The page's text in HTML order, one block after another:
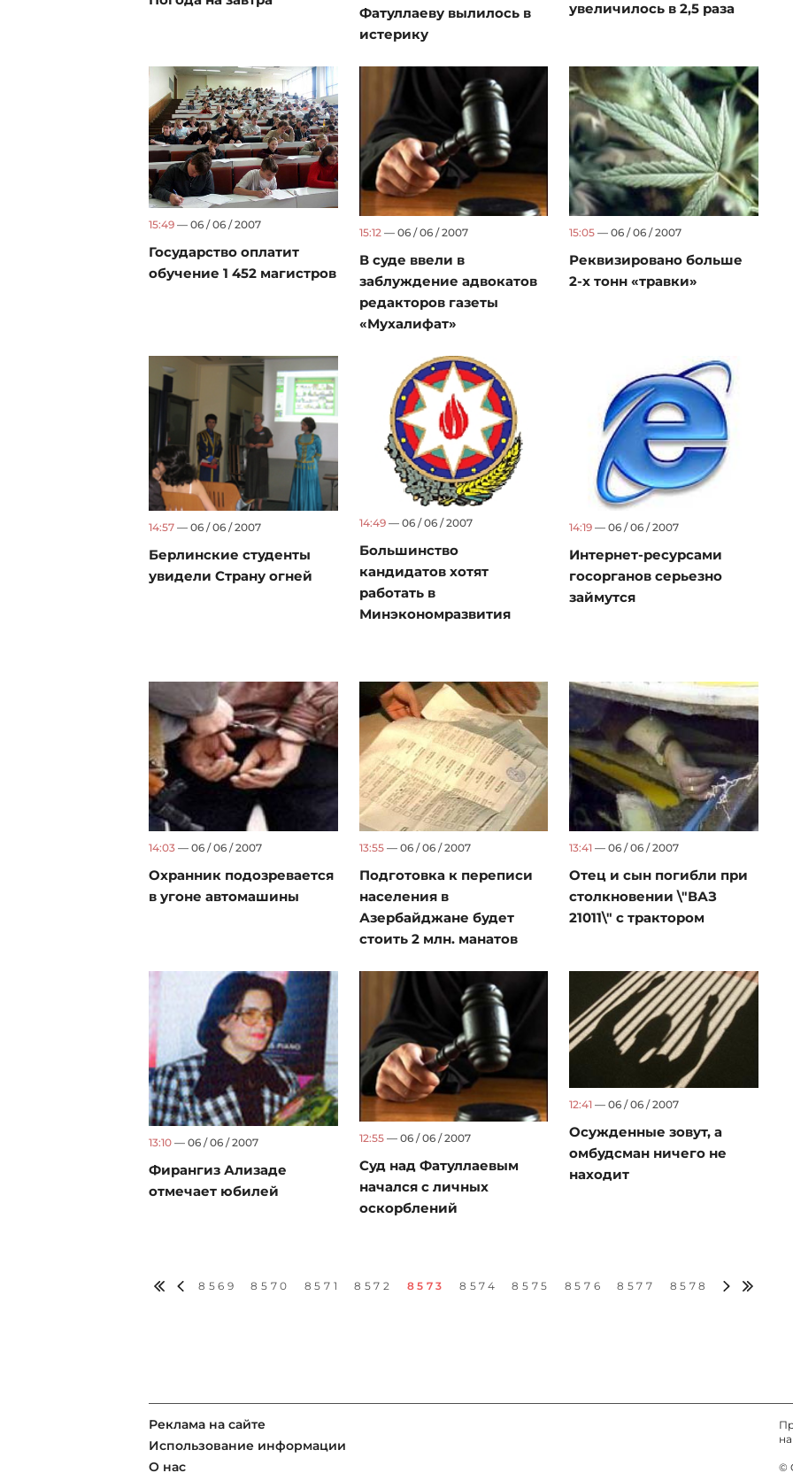
Фатуллаеву вылилось в
истерику
увеличилось в 2,5 раза
15:49 — 06 / 06 / 2007
Государство оплатит
обучение 1 452 магистров
15:12— 06 / 06 / 2007
В суде ввели в
заблуждение адвокатов
редакторов газеты
«Мухалифат»
15:05 — 06 / 06 / 2007
Реквизировано больше
2-х тонн «травки»
14:57 — 06 / 06 / 2007
Берлинские студенты
увидели Страну огней
14:49— 06 / 06 / 2007
Большинство
кандидатов хотят
работать в
Минэкономразвития
14:19 — 06 / 06 / 2007
Интернет-ресурсами
госорганов серьезно
займутся
14:03 — 06 / 06 / 2007
Охранник подозревается
в угоне автомашины
13:55— 06 / 06 / 2007
Подготовка к переписи
населения в
Азербайджане будет
стоить 2 млн. манатов
13:41 — 06 / 06 / 2007
Отец и сын погибли при
столкновении \"ВАЗ
21011\" с трактором
13:10 — 06 / 06 / 2007
Фирангиз Ализаде
отмечает юбилей
12:55— 06 / 06 / 2007
Суд над Фатуллаевым
начался с личных
оскорблений
12:41 — 06 / 06 / 2007
Осужденные зовут, а
омбудсман ничего не
находит
8569 8570 8571 8572 8573 8574 8575 8576 8577 8578
Реклама на сайте
Использование информации
О нас
©